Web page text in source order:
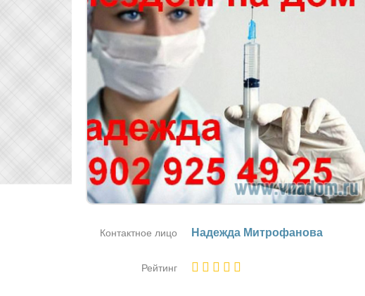
Контактное лицо На­деж­да Мит­ро­фа­но­ва
Рейтинг